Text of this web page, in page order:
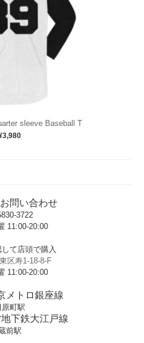
sleeve Baseball T
問い合わせ
3722
11:00-20:00
て店頭で購入
区寿1-18-8-F
11:00-20:00
メトロ銀座線
原町駅
下鉄大江戸線
前駅